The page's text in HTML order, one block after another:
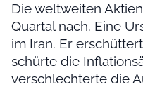
Die weltweiten
Quartal nach. Eine
im Iran. Er
schürte die
verschlechterte die